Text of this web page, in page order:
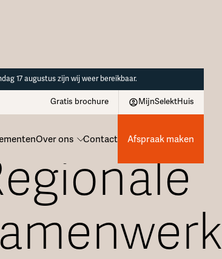
17 augustus zijn wij weer bereikbaar.
Over ons Contact
Gratis brochure MijnSelektHuis
Afspraak maken